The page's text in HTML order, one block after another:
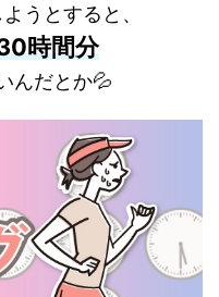
うとすると、
時間分
んだとか💦